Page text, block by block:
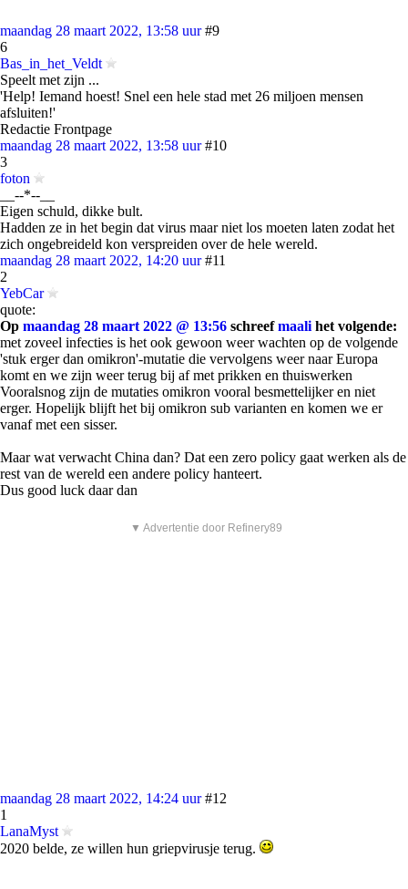
maandag 28 maart 2022, 13:58 uur #9
6
Bas_in_het_Veldt
Speelt met zijn ...
'Help! Iemand hoest! Snel een hele stad met 26 miljoen mensen
afsluiten!'
Redactie Frontpage
maandag 28 maart 2022, 13:58 uur #10
3
foton
__--*--__
Eigen schuld, dikke bult.
Hadden ze in het begin dat virus maar niet los moeten laten zodat het
zich ongebreideld kon verspreiden over de hele wereld.
maandag 28 maart 2022, 14:20 uur #11
2
YebCar
quote:
Op maandag 28 maart 2022 @ 13:56 schreefmaali het volgende:
met zoveel infecties is het ook gewoon weer wachten op de volgende
'stuk erger dan omikron'-mutatie die vervolgens weer naar Europa
komt en we zijn weer terug bij af met prikken en thuiswerken
Vooralsnog zijn de mutaties omikron vooral besmettelijker en niet
erger. Hopelijk blijft het bij omikron sub varianten en komen we er
vanaf met een sisser.
Maar wat verwacht China dan? Dat een zero policy gaat werken als de
rest van de wereld een andere policy hanteert.
Dus good luck daar dan
▼ Advertentie door Refinery89
maandag 28 maart 2022, 14:24 uur #12
1
LanaMyst
2020 belde, ze willen hun griepvirusje terug.